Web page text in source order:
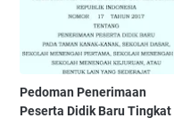
Pedoman Penerimaan
Peserta Didik Baru Tingkat